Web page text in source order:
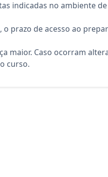
indicadas no ambiente
prazo de acesso ao
Caso ocorram
curso.